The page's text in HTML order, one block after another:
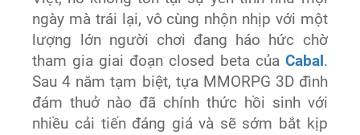
ngày mà trái lại, vô cùng nhộn nhịp với một
lượng lớn người chơi đang háo hức chờ
tham gia giai đoạn closed beta của Cabal .
Sau 4 năm tạm biệt, tựa MMORPG 3D đình
đám thuở nào đã chính thức hồi sinh với
nhiều cải tiến đáng giá và sẽ sớm bắt kịp